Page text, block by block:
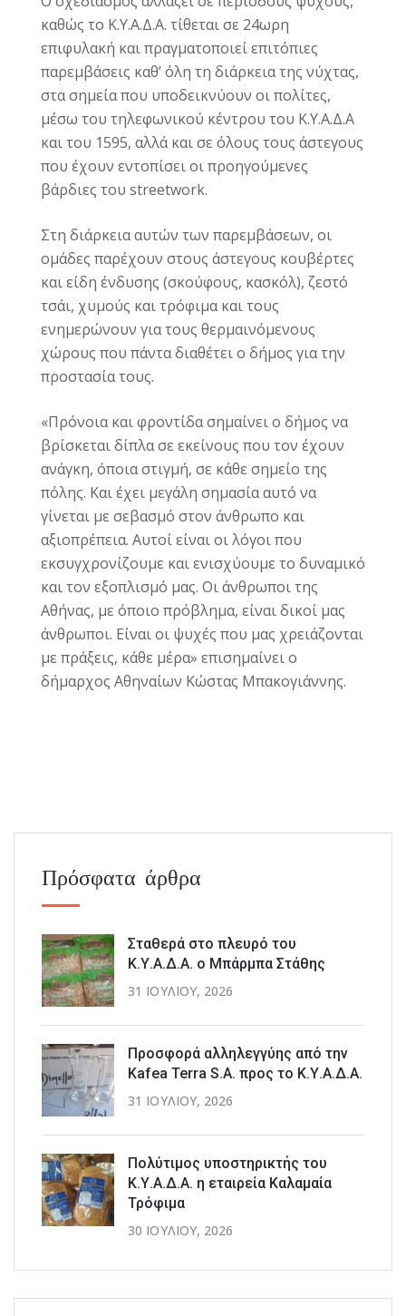
καθώς το Κ.Υ.Α.Δ.Α. τίθεται σε 24ωρη
επιφυλακή και πραγματοποιεί επιτόπιες
παρεμβάσεις καθ’ όλη τη διάρκεια της νύχτας,
στα σημεία που υποδεικνύουν οι πολίτες,
μέσω του τηλεφωνικού κέντρου του Κ.Υ.Α.Δ.Α
και του 1595, αλλά και σε όλους τους άστεγους
που έχουν εντοπίσει οι προηγούμενες
βάρδιες του streetwork.
Στη διάρκεια αυτών των παρεμβάσεων, οι
ομάδες παρέχουν στους άστεγους κουβέρτες
και είδη ένδυσης (σκούφους, κασκόλ), ζεστό
τσάι, χυμούς και τρόφιμα και τους
ενημερώνουν για τους θερμαινόμενους
χώρους που πάντα διαθέτει ο δήμος για την
προστασία τους.
«Πρόνοια και φροντίδα σημαίνει ο δήμος να
βρίσκεται δίπλα σε εκείνους που τον έχουν
ανάγκη, όποια στιγμή, σε κάθε σημείο της
πόλης. Και έχει μεγάλη σημασία αυτό να
γίνεται με σεβασμό στον άνθρωπο και
αξιοπρέπεια. Αυτοί είναι οι λόγοι που
εκσυγχρονίζουμε και ενισχύουμε το δυναμικό
και τον εξοπλισμό μας. Οι άνθρωποι της
Αθήνας, με όποιο πρόβλημα, είναι δικοί μας
άνθρωποι. Είναι οι ψυχές που μας χρειάζονται
με πράξεις, κάθε μέρα» επισημαίνει ο
δήμαρχος Αθηναίων Κώστας Μπακογιάννης.
Πρόσφατα άρθρα
Σταθερά στο πλευρό του
Κ.Υ.Α.Δ.Α. ο Μπάρμπα Στάθης
31 ΙΟΥΛΊΟΥ, 2026
Προσφορά αλληλεγγύης από την
Kafea Terra S.A. προς το Κ.Υ.Α.Δ.Α.
31 ΙΟΥΛΊΟΥ, 2026
Πολύτιμος υποστηρικτής του
Κ.Υ.Α.Δ.Α. η εταιρεία Καλαμαία
Τρόφιμα
30 ΙΟΥΛΊΟΥ, 2026